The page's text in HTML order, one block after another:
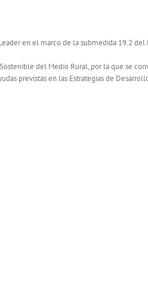
en el marco de la submedida 19.2
del Medio Rural, por la que se
previstas en las Estrategias de